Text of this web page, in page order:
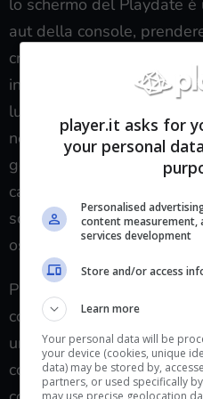
lo schermo del Playdate
aut della console,
credo trovi troppo senso
in diversi commentatori del
ludica del Game Boy: non
nel 2023 un’illuminazione
godere del Playdate è
casa al treno al bus al
sottoscritto ad esempio
ostacoli alla fruizione del
Può forse aiutare una
costituzione e fruizione,
un
videogiocattolo,
costruito, capace di
player.it asks for
your personal
Personalised
content measurement,
services development
Store and/or access
Learn more
Your personal data will be
your device (cookies, unique
data) may be stored by,
partners, or used specifically
may use precise geolocation